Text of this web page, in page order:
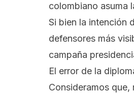
colombiano asuma
Si bien la intención
defensores más
campaña
El error de la
Consideramos